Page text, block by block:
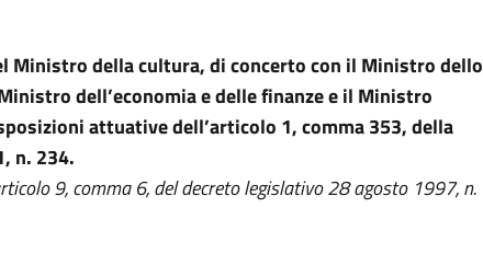
Ministro della cultura, di concerto con il Ministro dello
dell’economia e delle finanze e il Ministro
attuative dell’articolo 1, comma 353, della
n. 234.
9, comma 6, del decreto legislativo 28 agosto 1997, n.